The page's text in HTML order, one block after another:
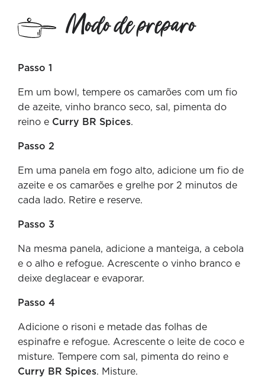
Modo de preparo
Passo 1
Em um bowl, tempere os camarões com um fio
de azeite, vinho branco seco, sal, pimenta do
reino e Curry BR Spices.
Passo 2
Em uma panela em fogo alto, adicione um fio de
azeite e os camarões e grelhe por 2 minutos de
cada lado. Retire e reserve.
Passo 3
Na mesma panela, adicione a manteiga, a cebola
e o alho e refogue. Acrescente o vinho branco e
deixe deglacear e evaporar.
Passo 4
Adicione o risoni e metade das folhas de
espinafre e refogue. Acrescente o leite de coco e
misture. Tempere com sal, pimenta do reino e
Curry BR Spices. Misture.